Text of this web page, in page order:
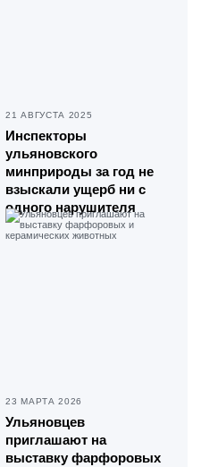
21 АВГУСТА 2025
Инспекторы
ульяновского
минприроды за год не
взыскали ущерб ни с
одного нарушителя
23 МАРТА 2026
Ульяновцев
приглашают на
выставку фарфоровых